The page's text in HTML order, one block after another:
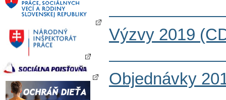
Výzvy 2019
Objednávky